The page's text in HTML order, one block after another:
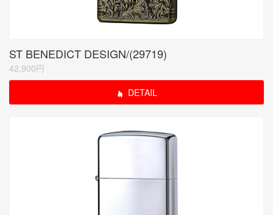
ST BENEDICT DESIGN/(29719)
42,900円
DETAIL